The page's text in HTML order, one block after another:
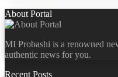
About Portal
MI Probashi is a renowned
authentic news for you.
Recent Posts